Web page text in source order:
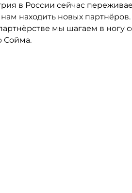
в России сейчас
нам находить новых
мы шагаем в ногу
Сойма.